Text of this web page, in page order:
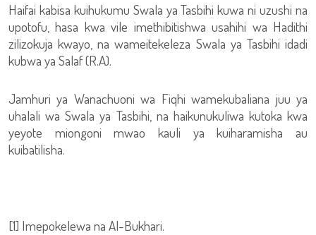
Haifai kabisa kuihukumu Swala ya Tasbihi kuwa ni uzushi na
upotofu, hasa kwa vile imethibitishwa usahihi wa Hadithi
zilizokuja kwayo, na wameitekeleza Swala ya Tasbihi idadi
kubwa ya Salaf (R.A).
Jamhuri ya Wanachuoni wa Fiqhi wamekubaliana juu ya
uhalali wa Swala ya Tasbihi, na haikunukuliwa kutoka kwa
yeyote miongoni mwao kauli ya kuiharamisha au
kuibatilisha.
[1] Imepokelewa na Al-Bukhari.